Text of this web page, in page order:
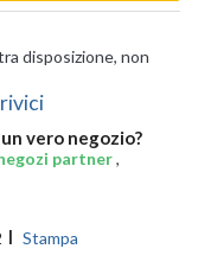
disposizione, non
vero negozio?
partner,
Stampa